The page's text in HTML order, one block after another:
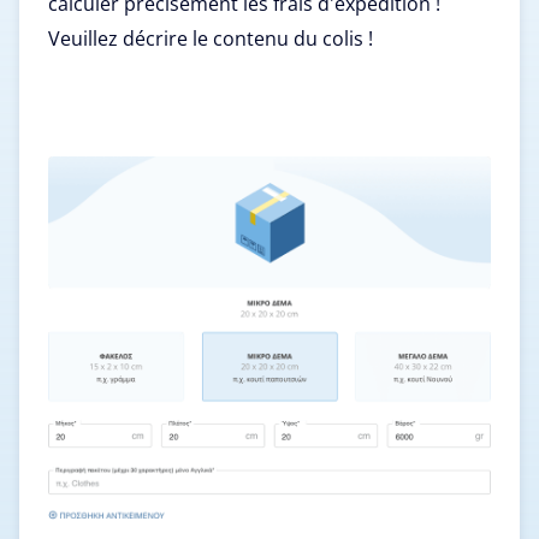
Veuillez décrire le contenu du colis !